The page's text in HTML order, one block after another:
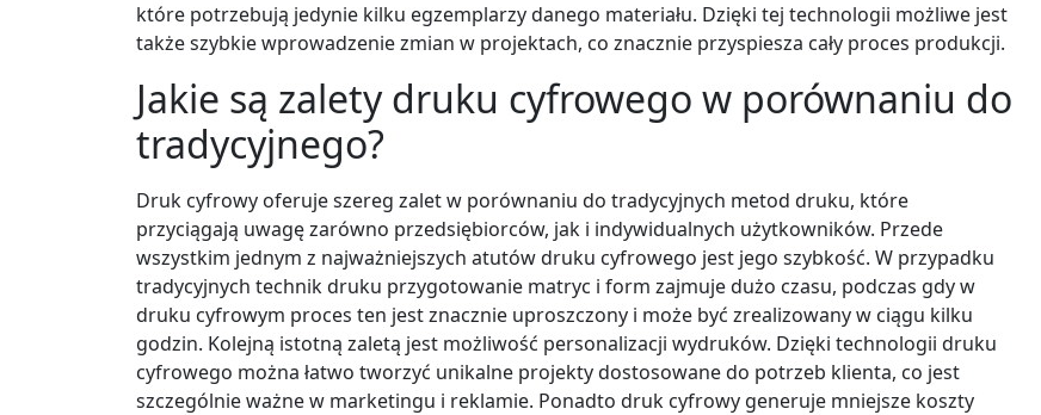
które potrzebują jedynie kilku egzemplarzy danego materiału. Dzięki tej technologii możliwe jest
także szybkie wprowadzenie zmian w projektach, co znacznie przyspiesza cały proces produkcji.
Jakie są zalety druku cyfrowego w porównaniu do
tradycyjnego?
Druk cyfrowy oferuje szereg zalet w porównaniu do tradycyjnych metod druku, które
przyciągają uwagę zarówno przedsiębiorców, jak i indywidualnych użytkowników. Przede
wszystkim jednym z najważniejszych atutów druku cyfrowego jest jego szybkość. W przypadku
tradycyjnych technik druku przygotowanie matryc i form zajmuje dużo czasu, podczas gdy w
druku cyfrowym proces ten jest znacznie uproszczony i może być zrealizowany w ciągu kilku
godzin. Kolejną istotną zaletą jest możliwość personalizacji wydruków. Dzięki technologii druku
cyfrowego można łatwo tworzyć unikalne projekty dostosowane do potrzeb klienta, co jest
szczególnie ważne w marketingu i reklamie. Ponadto druk cyfrowy generuje mniejsze koszty